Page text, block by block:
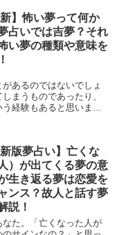
新】怖い夢って何か
占いでは吉夢？それ
い夢の種類や意味を
あるのではないでしょ
まうものであったり、
経験もあると思いま
新版夢占い】亡くな
）が出てくる夢の意
生き返る夢は恋愛を
ンス？故人と話す夢
説！
た。「亡くなった人が